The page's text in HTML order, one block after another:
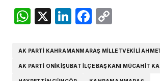
WhatsApp
X LinkedIn
Facebook
AK PARTI KAHRAMANMARAŞ MILLETVEKILI
AK PARTI ONIKIŞUBAT İLÇE BAŞKANI MÜCAHIT